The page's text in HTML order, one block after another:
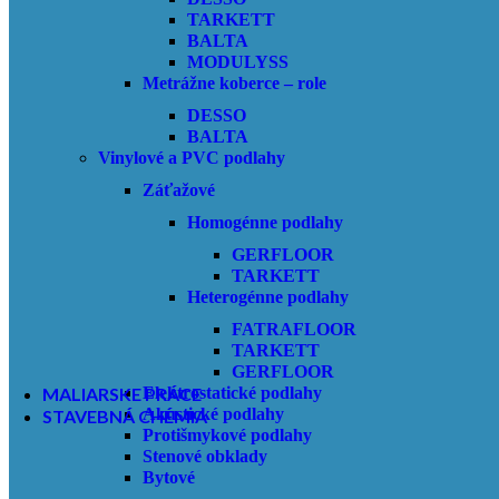
Moderný dizajn, široká paleta jemných odtieňov a vzorov,
prizodzený vzhľad, ľahlá údržba a trvanlivosť predstavuje
jedno z najlepšie udržateľných riešení podlahových krytín na
trhu.
Viac informácií
Čistiaca zóna
Gumová rohož
MALIARSKE PRÁCE
STAVEBNÁ CHÉMIA
CERESIT
Príprava podkladu
Vyrovnávanie podkladu
TARKETT
BALTA
MODULYSS
Metrážne koberce – role
DESSO
BALTA
Vinylové a PVC podlahy
Záťažové
Homogénne podlahy
GERFLOOR
TARKETT
Heterogénne podlahy
FATRAFLOOR
TARKETT
GERFLOOR
Elektrostatické podlahy
Akustické podlahy
Protišmykové podlahy
Stenové obklady
Bytové